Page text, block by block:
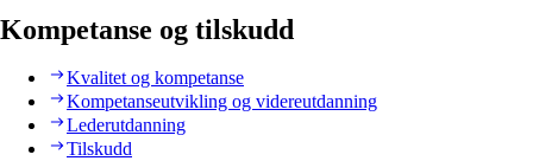
Kompetanse og tilskudd
Kvalitet og kompetanse
Kompetanseutvikling og videreutdanning
Lederutdanning
Tilskudd